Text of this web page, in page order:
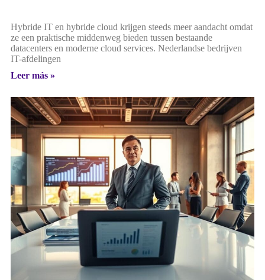
Hybride IT en hybride cloud krijgen steeds meer aandacht omdat
ze een praktische middenweg bieden tussen bestaande
datacenters en moderne cloud services. Nederlandse bedrijven
IT-afdelingen
Leer más »